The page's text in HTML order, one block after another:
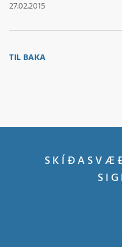
27.02.2015
TIL BAKA